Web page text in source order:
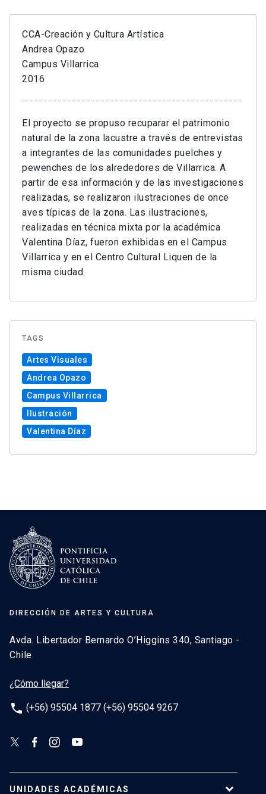
CCA-Creación y Cultura Artística
Andrea Opazo
Campus Villarrica
2016
El proyecto se propuso recuparar el patrimonio
natural de la zona lacustre a través de entrevistas
a integrantes de las comunidades puelches y
pewenches de los alrededores de Villarrica. A
partir de esa información y de las investigaciones
realizadas, se realizaron ilustraciones de once
aves típicas de la zona. Las ilustraciones,
realizadas en técnica mixta por la académica
Valentina Díaz, fueron exhibidas en el Campus
Villarrica y en el Centro Cultural Liquen de la
misma ciudad.
TAGS
Artes Visuales
Andrea Opazo
Campus Villarrica
Ilustración
Valentina Díaz
DIRECCIÓN DE ARTES Y CULTURA
Avda. Libertador Bernardo O’Higgins 340, Santiago -
Chile
¿Cómo llegar?
phone (+56) 95504 1877 (+56) 95504 9267
UNIDADES ACADÉMICAS